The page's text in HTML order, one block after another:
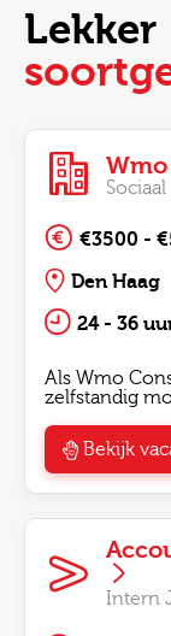
Lekker
€3500 -
Den Haag
24 - 36
Als Wmo
zelfstandig
Bekijk
Intern